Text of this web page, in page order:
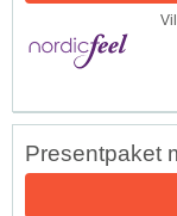
Presentpaket